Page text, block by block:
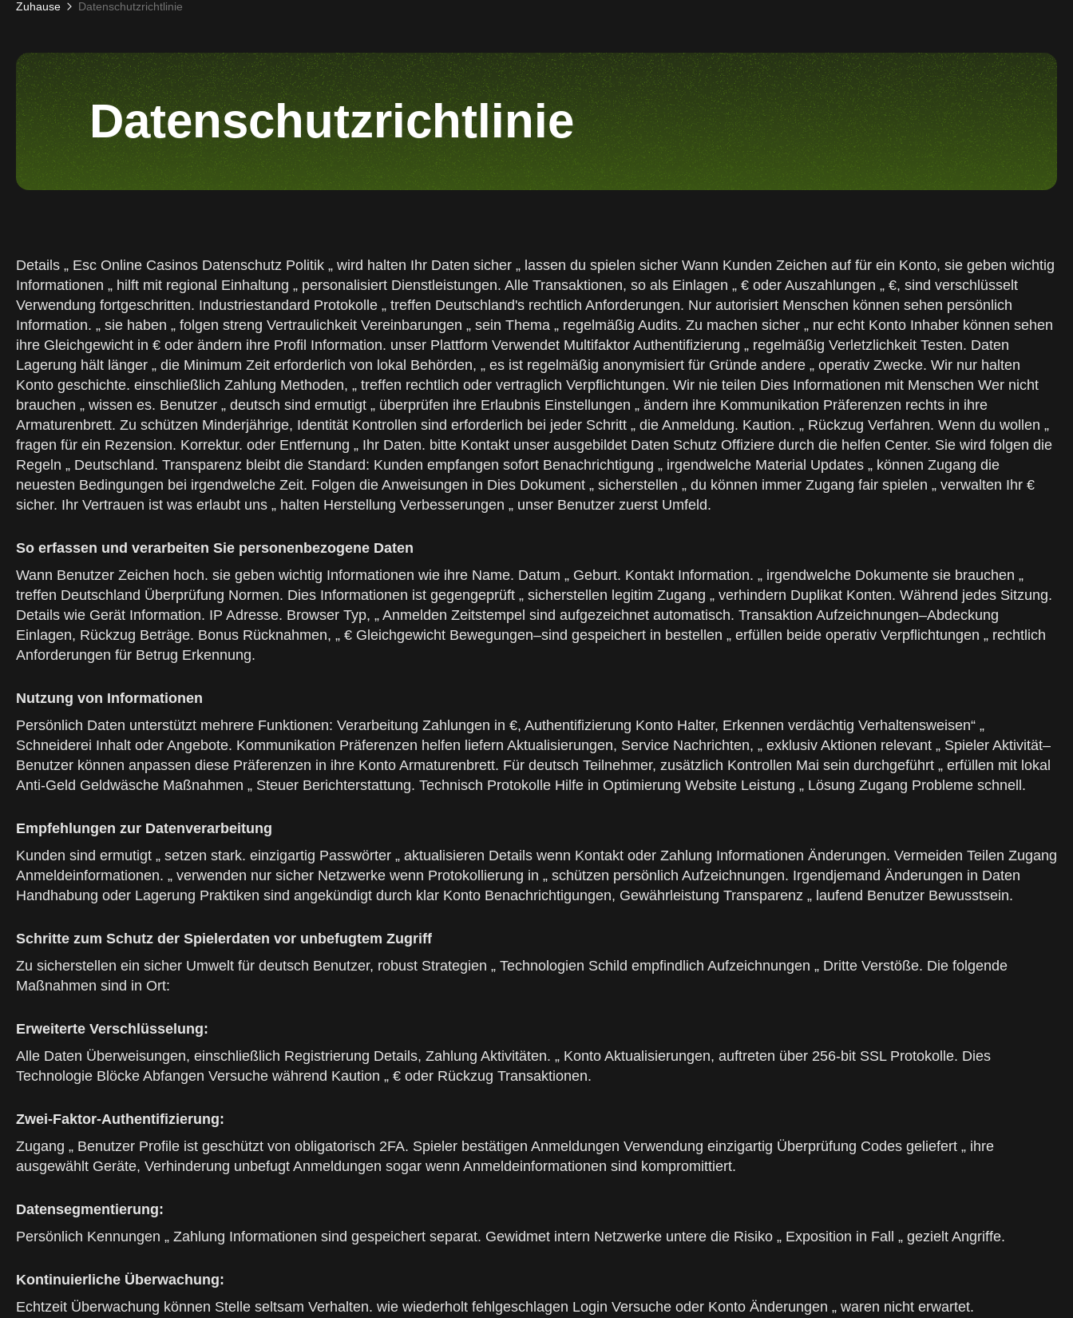
Zuhause Datenschutzrichtlinie
Datenschutzrichtlinie
Details „ Esc Online Casinos Datenschutz Politik „ wird halten Ihr Daten sicher „ lassen du spielen sicher Wann Kunden Zeichen auf für ein Konto, sie geben wichtig
Informationen „ hilft mit regional Einhaltung „ personalisiert Dienstleistungen. Alle Transaktionen, so als Einlagen „ € oder Auszahlungen „ €, sind verschlüsselt
Verwendung fortgeschritten. Industriestandard Protokolle „ treffen Deutschland's rechtlich Anforderungen. Nur autorisiert Menschen können sehen persönlich
Information. „ sie haben „ folgen streng Vertraulichkeit Vereinbarungen „ sein Thema „ regelmäßig Audits. Zu machen sicher „ nur echt Konto Inhaber können sehen
ihre Gleichgewicht in € oder ändern ihre Profil Information. unser Plattform Verwendet Multifaktor Authentifizierung „ regelmäßig Verletzlichkeit Testen. Daten
Lagerung hält länger „ die Minimum Zeit erforderlich von lokal Behörden, „ es ist regelmäßig anonymisiert für Gründe andere „ operativ Zwecke. Wir nur halten
Konto geschichte. einschließlich Zahlung Methoden, „ treffen rechtlich oder vertraglich Verpflichtungen. Wir nie teilen Dies Informationen mit Menschen Wer nicht
brauchen „ wissen es. Benutzer „ deutsch sind ermutigt „ überprüfen ihre Erlaubnis Einstellungen „ ändern ihre Kommunikation Präferenzen rechts in ihre
Armaturenbrett. Zu schützen Minderjährige, Identität Kontrollen sind erforderlich bei jeder Schritt „ die Anmeldung. Kaution. „ Rückzug Verfahren. Wenn du wollen „
fragen für ein Rezension. Korrektur. oder Entfernung „ Ihr Daten. bitte Kontakt unser ausgebildet Daten Schutz Offiziere durch die helfen Center. Sie wird folgen die
Regeln „ Deutschland. Transparenz bleibt die Standard: Kunden empfangen sofort Benachrichtigung „ irgendwelche Material Updates „ können Zugang die
neuesten Bedingungen bei irgendwelche Zeit. Folgen die Anweisungen in Dies Dokument „ sicherstellen „ du können immer Zugang fair spielen „ verwalten Ihr €
sicher. Ihr Vertrauen ist was erlaubt uns „ halten Herstellung Verbesserungen „ unser Benutzer zuerst Umfeld.
So erfassen und verarbeiten Sie personenbezogene Daten
Wann Benutzer Zeichen hoch. sie geben wichtig Informationen wie ihre Name. Datum „ Geburt. Kontakt Information. „ irgendwelche Dokumente sie brauchen „
treffen Deutschland Überprüfung Normen. Dies Informationen ist gegengeprüft „ sicherstellen legitim Zugang „ verhindern Duplikat Konten. Während jedes Sitzung.
Details wie Gerät Information. IP Adresse. Browser Typ, „ Anmelden Zeitstempel sind aufgezeichnet automatisch. Transaktion Aufzeichnungen–Abdeckung
Einlagen, Rückzug Beträge. Bonus Rücknahmen, „ € Gleichgewicht Bewegungen–sind gespeichert in bestellen „ erfüllen beide operativ Verpflichtungen „ rechtlich
Anforderungen für Betrug Erkennung.
Nutzung von Informationen
Persönlich Daten unterstützt mehrere Funktionen: Verarbeitung Zahlungen in €, Authentifizierung Konto Halter, Erkennen verdächtig Verhaltensweisen“ „
Schneiderei Inhalt oder Angebote. Kommunikation Präferenzen helfen liefern Aktualisierungen, Service Nachrichten, „ exklusiv Aktionen relevant „ Spieler Aktivität–
Benutzer können anpassen diese Präferenzen in ihre Konto Armaturenbrett. Für deutsch Teilnehmer, zusätzlich Kontrollen Mai sein durchgeführt „ erfüllen mit lokal
Anti-Geld Geldwäsche Maßnahmen „ Steuer Berichterstattung. Technisch Protokolle Hilfe in Optimierung Website Leistung „ Lösung Zugang Probleme schnell.
Empfehlungen zur Datenverarbeitung
Kunden sind ermutigt „ setzen stark. einzigartig Passwörter „ aktualisieren Details wenn Kontakt oder Zahlung Informationen Änderungen. Vermeiden Teilen Zugang
Anmeldeinformationen. „ verwenden nur sicher Netzwerke wenn Protokollierung in „ schützen persönlich Aufzeichnungen. Irgendjemand Änderungen in Daten
Handhabung oder Lagerung Praktiken sind angekündigt durch klar Konto Benachrichtigungen, Gewährleistung Transparenz „ laufend Benutzer Bewusstsein.
Schritte zum Schutz der Spielerdaten vor unbefugtem Zugriff
Zu sicherstellen ein sicher Umwelt für deutsch Benutzer, robust Strategien „ Technologien Schild empfindlich Aufzeichnungen „ Dritte Verstöße. Die folgende
Maßnahmen sind in Ort:
Erweiterte Verschlüsselung:
Alle Daten Überweisungen, einschließlich Registrierung Details, Zahlung Aktivitäten. „ Konto Aktualisierungen, auftreten über 256-bit SSL Protokolle. Dies
Technologie Blöcke Abfangen Versuche während Kaution „ € oder Rückzug Transaktionen.
Zwei-Faktor-Authentifizierung:
Zugang „ Benutzer Profile ist geschützt von obligatorisch 2FA. Spieler bestätigen Anmeldungen Verwendung einzigartig Überprüfung Codes geliefert „ ihre
ausgewählt Geräte, Verhinderung unbefugt Anmeldungen sogar wenn Anmeldeinformationen sind kompromittiert.
Datensegmentierung:
Persönlich Kennungen „ Zahlung Informationen sind gespeichert separat. Gewidmet intern Netzwerke untere die Risiko „ Exposition in Fall „ gezielt Angriffe.
Kontinuierliche Überwachung:
Echtzeit Überwachung können Stelle seltsam Verhalten. wie wiederholt fehlgeschlagen Login Versuche oder Konto Änderungen „ waren nicht erwartet.